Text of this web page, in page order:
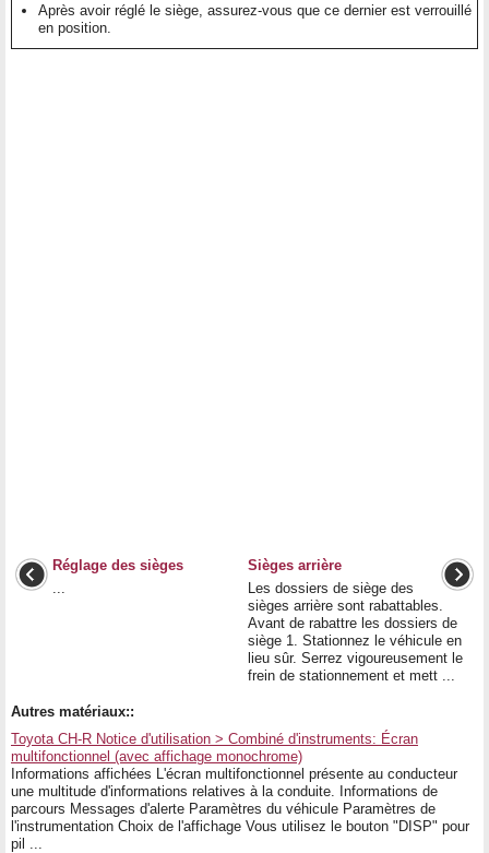
Après avoir réglé le siège, assurez-vous que ce dernier est verrouillé
en position.
Réglage des sièges
Sièges arrière
Les dossiers de siège des
sièges arrière sont rabattables.
Avant de rabattre les dossiers de
siège 1. Stationnez le véhicule en
lieu sûr. Serrez vigoureusement le
frein de stationnement et mett ...
Autres matériaux::
Toyota CH-R Notice d'utilisation > Combiné d'instruments: Écran
multifonctionnel (avec affichage monochrome)
Informations affichées L'écran multifonctionnel présente au conducteur
une multitude d'informations relatives à la conduite. Informations de
parcours Messages d'alerte Paramètres du véhicule Paramètres de
l'instrumentation Choix de l'affichage Vous utilisez le bouton "DISP" pour
pil ...